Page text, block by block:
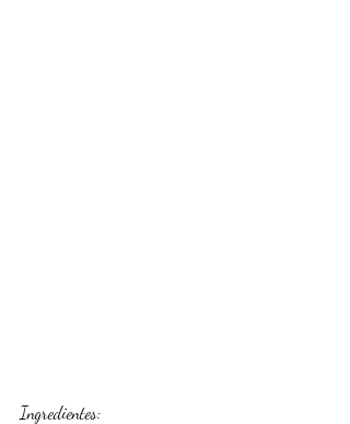
Ingredientes: